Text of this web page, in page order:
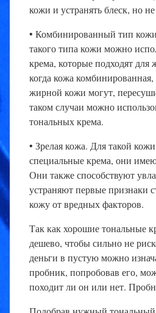
кожи и устранять блеск, но
• Комбинированный тип
такого типа кожи можно
крема, которые подходят
когда кожа
жирной кожи могут,
таком случаи можно
тональных крема.
• Зрелая кожа. Для такой
специальные крема, они
Они также способствуют
устраняют первые признаки
кожу от вредных факторов.
Так как хорошие тональные
дешево, чтобы сильно не
деньги в пустую можно
пробник, попробовав его,
походит ли он или нет.